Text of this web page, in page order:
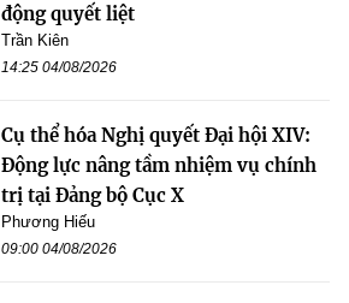
động quyết liệt
Trần Kiên
14:25 04/08/2026
Cụ thể hóa Nghị quyết Đại hội XIV:
Động lực nâng tầm nhiệm vụ chính
trị tại Đảng bộ Cục X
Phương Hiếu
09:00 04/08/2026